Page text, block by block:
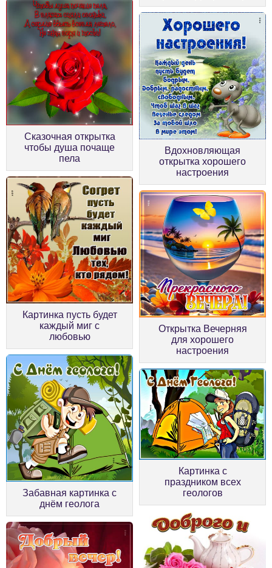
Сказочная открытка
чтобы душа почаще
пела
Вдохновляющая
открытка хорошего
настроения
Картинка пусть будет
каждый миг с
любовью
Открытка Вечерняя
для хорошего
настроения
Забавная картинка с
днём геолога
Картинка с
праздником всех
геологов